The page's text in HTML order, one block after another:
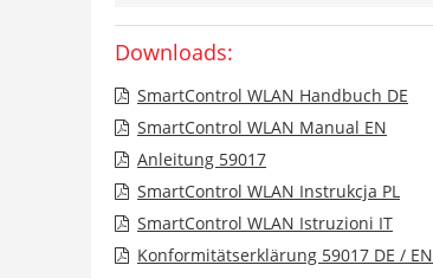
Downloads:
SmartControl WLAN Handbuch DE
SmartControl WLAN Manual EN
Anleitung 59017
SmartControl WLAN Instrukcja PL
SmartControl WLAN Istruzioni IT
Konformitätserklärung 59017 DE / EN